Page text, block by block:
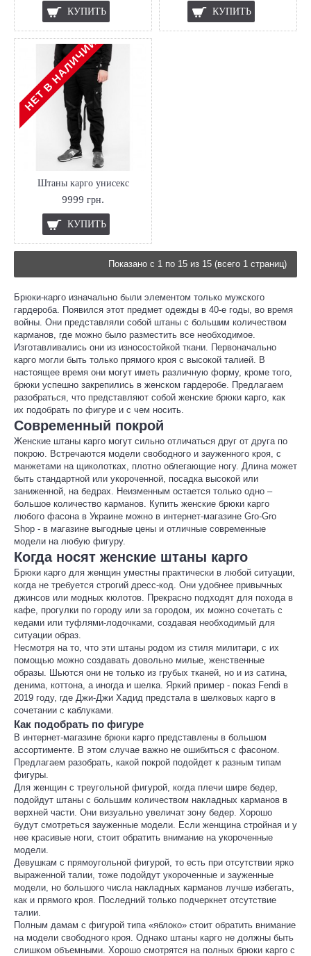
КУПИТЬ КУПИТЬ
НЕТ В НАЛИЧИИ
Штаны карго унисекс
9999 грн.
КУПИТЬ
Показано с 1 по 15 из 15 (всего 1 страниц)
Брюки-карго изначально были элементом только мужского
гардероба. Появился этот предмет одежды в 40-е годы, во время
войны. Они представляли собой штаны с большим количеством
карманов, где можно было разместить все необходимое.
Изготавливались они из износостойкой ткани. Первоначально
карго могли быть только прямого кроя с высокой талией. В
настоящее время они могут иметь различную форму, кроме того,
брюки успешно закрепились в женском гардеробе. Предлагаем
разобраться, что представляют собой женские брюки карго, как
их подобрать по фигуре и с чем носить.
Современный покрой
Женские штаны карго могут сильно отличаться друг от друга по
покрою. Встречаются модели свободного и зауженного кроя, с
манжетами на щиколотках, плотно облегающие ногу. Длина может
быть стандартной или укороченной, посадка высокой или
заниженной, на бедрах. Неизменным остается только одно –
большое количество карманов. Купить женские брюки карго
любого фасона в Украине можно в интернет-магазине Gro-Gro
Shop - в магазине выгодные цены и отличные современные
модели на любую фигуру.
Когда носят женские штаны карго
Брюки карго для женщин уместны практически в любой ситуации,
когда не требуется строгий дресс-код. Они удобнее привычных
джинсов или модных кюлотов. Прекрасно подходят для похода в
кафе, прогулки по городу или за городом, их можно сочетать с
кедами или туфлями-лодочками, создавая необходимый для
ситуации образ.
Несмотря на то, что эти штаны родом из стиля милитари, с их
помощью можно создавать довольно милые, женственные
образы. Шьются они не только из грубых тканей, но и из сатина,
денима, коттона, а иногда и шелка. Яркий пример - показ Fendi в
2019 году, где Джи-Джи Хадид предстала в шелковых карго в
сочетании с каблуками.
Как подобрать по фигуре
В интернет-магазине брюки карго представлены в большом
ассортименте. В этом случае важно не ошибиться с фасоном.
Предлагаем разобрать, какой покрой подойдет к разным типам
фигуры.
Для женщин с треугольной фигурой, когда плечи шире бедер,
подойдут штаны с большим количеством накладных карманов в
верхней части. Они визуально увеличат зону бедер. Хорошо
будут смотреться зауженные модели. Если женщина стройная и у
нее красивые ноги, стоит обратить внимание на укороченные
модели.
Девушкам с прямоугольной фигурой, то есть при отсутствии ярко
выраженной талии, тоже подойдут укороченные и зауженные
модели, но большого числа накладных карманов лучше избегать,
как и прямого кроя. Последний только подчеркнет отсутствие
талии.
Полным дамам с фигурой типа «яблоко» стоит обратить внимание
на модели свободного кроя. Однако штаны карго не должны быть
слишком объемными. Хорошо смотрятся на полных брюки карго с